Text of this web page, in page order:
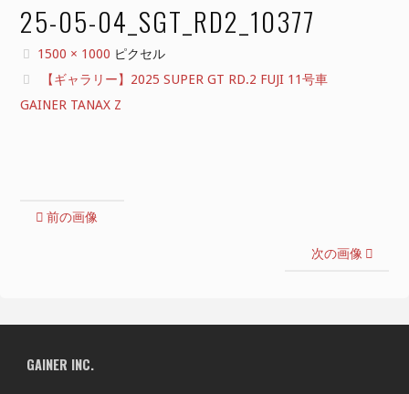
25-05-04_SGT_RD2_10377
フ
ル
サ
1500 × 1000 ピクセル
【ギャラリー】2025 SUPER GT RD.2 FUJI 11号車
GAINER TANAX Z
前の画像
次の画像
GAINER INC.